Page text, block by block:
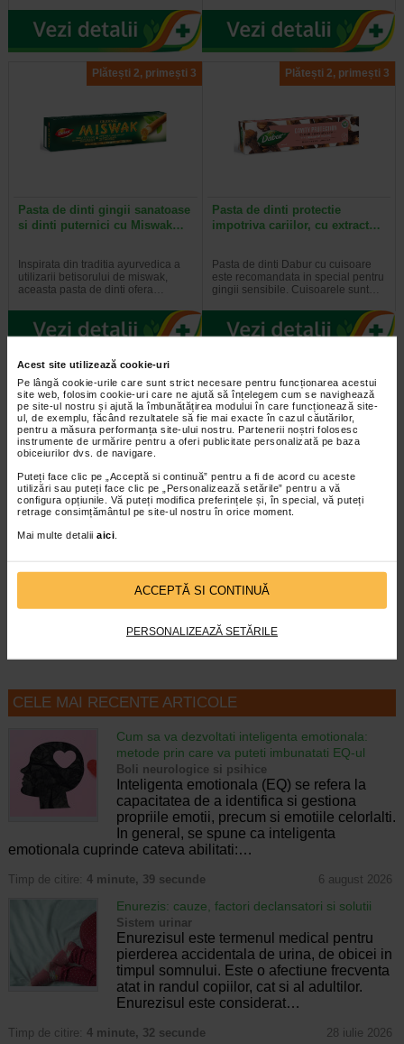
Acest site utilizează cookie-uri
Pe lângă cookie-urile care sunt strict necesare pentru funcționarea acestui
site web, folosim cookie-uri care ne ajută să înțelegem cum se navighează
pe site-ul nostru și ajută la îmbunătățirea modului în care funcționează site-
ul, de exemplu, făcând rezultatele să fie mai exacte în cazul căutărilor,
pentru a măsura performanța site-ului nostru. Partenerii noștri folosesc
instrumente de urmărire pentru a oferi publicitate personalizată pe baza
obiceiurilor dvs. de navigare.
Puteți face clic pe „Acceptă si continuă” pentru a fi de acord cu aceste
utilizări sau puteți face clic pe „Personalizează setările” pentru a vă
configura opțiunile. Vă puteți modifica preferințele și, în special, vă puteți
retrage consimțământul pe site-ul nostru în orice moment.
Mai multe detalii aici
ACCEPTĂ SI CONTINUĂ
PERSONALIZEAZĂ SETĂRILE
Plătești 2, primești 3
Pasta de dinti gingii sanatoase
si dinti puternici cu Miswak…
Inspirata din traditia ayurvedica a
utilizarii betisorului de miswak,
aceasta pasta de dinti ofera…
Plătești 2, primești 3
Pasta de dinti protectie
impotriva cariilor, cu extract…
Pasta de dinti Dabur cu cuisoare
este recomandata in special pentru
gingii sensibile. Cuisoarele sunt…
Pasta de dinti albire cu
activ, piper negru si ghimbir ofera o
curatare profunda si o senzatie…
Pasta de dinti cu efect
valorifica proprietatile naturale…
CELE MAI RECENTE ARTICOLE
Cum sa va dezvoltati inteligenta emotionala:
metode prin care va puteti imbunatati EQ-ul
Boli neurologice si psihice
Inteligenta emotionala (EQ) se refera la
capacitatea de a identifica si gestiona
propriile emotii, precum si emotiile celorlalti.
In general, se spune ca inteligenta
emotionala cuprinde cateva abilitati:…
Timp de citire: 4 minute, 39 secunde 6 august 2026
Enurezis: cauze, factori declansatori si solutii
Sistem urinar
Enurezisul este termenul medical pentru
pierderea accidentala de urina, de obicei in
timpul somnului. Este o afectiune frecventa
atat in randul copiilor, cat si al adultilor.
Enurezisul este considerat…
Timp de citire: 4 minute, 32 secunde 28 iulie 2026